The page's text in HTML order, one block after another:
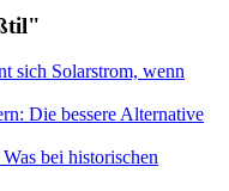
sich Solarstrom, wenn
Die bessere Alternative
bei historischen